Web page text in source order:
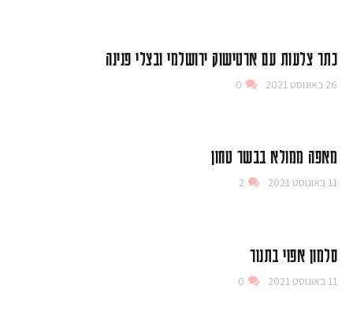
כתר צלעות עם ארטישוק ירושלמי ובצלי פנינה
26 באוגוסט 2021 0
מאפה ממולא בבשר טחון
11 באוגוסט 2021 2
סלמון אפוי בתנור
11 באוגוסט 2021 0